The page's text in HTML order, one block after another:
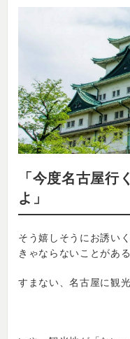
「今度名古屋行
よ」
そう嬉しそうにお誘い
きゃならないことがある
すまない、名古屋に観